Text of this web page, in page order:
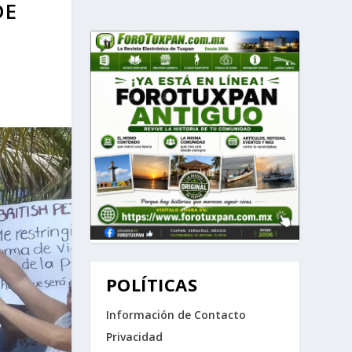
POLÍTICAS
Información de Contacto
Privacidad